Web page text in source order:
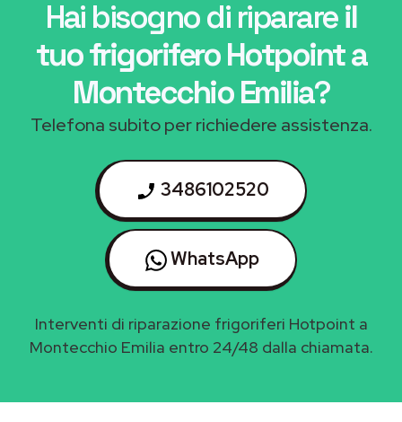
Hai bisogno di riparareil
tuo frigorifero Hotpoint a
Montecchio Emilia?
Telefona subito per richiedere assistenza.
3486102520
WhatsApp
Interventi di riparazione frigoriferi Hotpoint a
Montecchio Emilia entro 24/48 dalla chiamata.